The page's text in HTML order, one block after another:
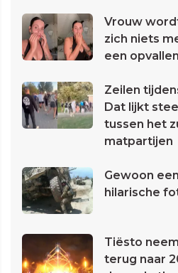
Vrouw
zich niets
een
Zeilen
Dat lijkt
tussen het
matpartijen
Gewoon
hilarische
Tiësto
terug naar